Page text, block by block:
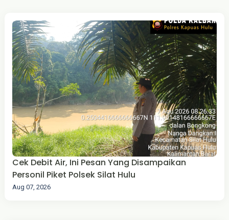
Cek Debit Air, Ini Pesan Yang Disampaikan
Personil Piket Polsek Silat Hulu
Aug 07, 2026